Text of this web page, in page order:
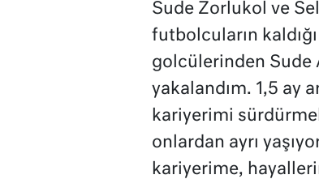
Sude Zorlukol ve
futbolcuların
golcülerinden Sude
yakalandım. 1,5 ay
kariyerimi
onlardan ayrı
kariyerime,